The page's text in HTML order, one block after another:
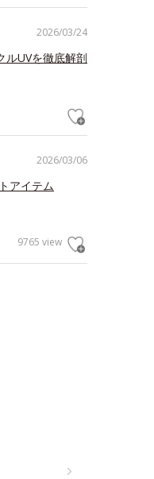
2026/03/24
ルUVを徹底解剖
2026/03/06
アイテム
9765 view